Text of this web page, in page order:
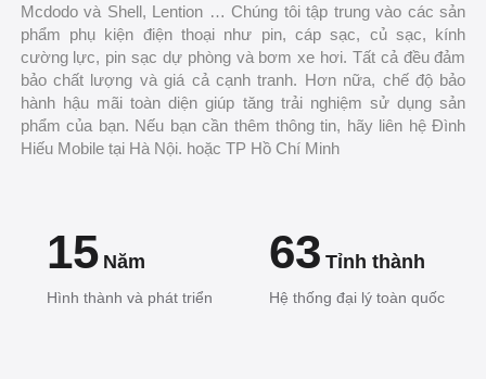
Mcdodo và Shell, Lention … Chúng tôi tập trung vào các sản
phẩm phụ kiện điện thoại như pin, cáp sạc, củ sạc, kính
cường lực, pin sạc dự phòng và bơm xe hơi. Tất cả đều đảm
bảo chất lượng và giá cả cạnh tranh. Hơn nữa, chế độ bảo
hành hậu mãi toàn diện giúp tăng trải nghiệm sử dụng sản
phẩm của bạn. Nếu bạn cần thêm thông tin, hãy liên hệ Đình
Hiếu Mobile tại Hà Nội. hoặc TP Hồ Chí Minh
15 Năm
Hình thành và phát triển
63 Tỉnh thành
Hệ thống đại lý toàn quốc